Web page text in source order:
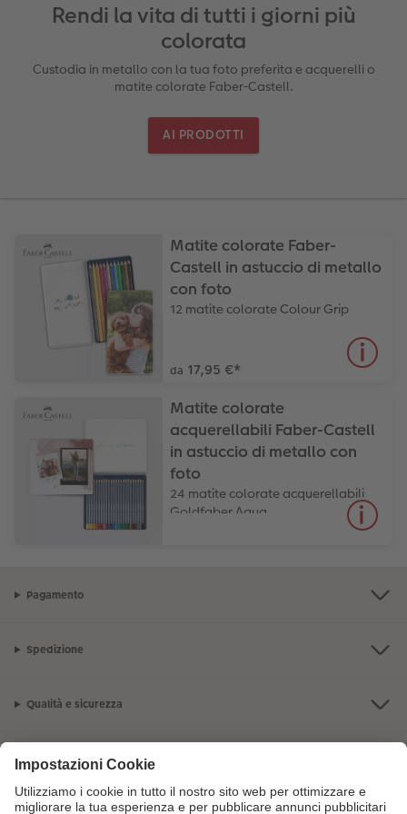
Come funziona
Set di foto
Foto adesivi
Art prints
Poster premium
hexxas
Plexiglas
Alluminio Dibond
Gallery print
Mosaico
Come ordinare
Come ordinare
Prodotti tessili
Art prints
Come ordinare
Tipi di carta
Rendi la vita di tutti i giorni più
colorata
Custodia in metallo con la tua foto preferita e acquerelli o
matite colorate Faber-Castell.
AI PRODOTTI
Matite colorate Faber-
Castell in astuccio di metallo
con foto
12 matite colorate Colour Grip
da 17,95 €*
Matite colorate
acquerellabili Faber-Castell
in astuccio di metallo con
foto
24 matite colorate acquerellabili
Goldfaber Aqua
Pagamento
Spedizione
Qualità e sicurezza
Servizio clienti